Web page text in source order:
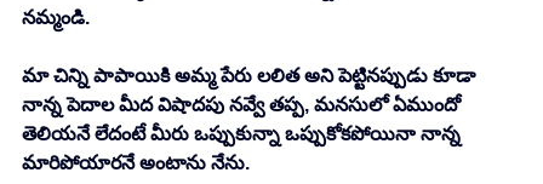
నమ్మండి.
మా చిన్ని పాపాయికి అమ్మ పేరు లలిత అని పెట్టినప్పుడు కూడా
నాన్న పెదాల మీద విషాదపు నవ్వే తప్ప, మనసులో ఏముందో
తెలియనే లేదంటే మీరు ఒప్పుకున్నా ఒప్పుకోకపోయినా నాన్న
మారిపోయారనే అంటాను నేను.